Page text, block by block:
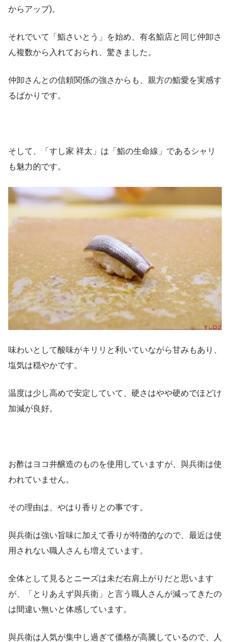
からアップ)。
それでいて「鮨さいとう」を始め、有名鮨店と同じ仲卸さ
ん複数から入れておられ、驚きました。
仲卸さんとの信頼関係の強さからも、親方の鮨愛を実感す
るばかりです。
そして、「すし家 祥太」は「鮨の生命線」であるシャリ
も魅力的です。
味わいとして酸味がキリリと利いていながら甘みもあり、
塩気は穏やかです。
温度は少し高めで安定していて、硬さはやや硬めでほどけ
加減が良好。
お酢はヨコ井醸造のものを使用していますが、與兵衛は使
われていません。
その理由は、やはり香りとの事です。
與兵衛は強い旨味に加えて香りが特徴的なので、最近は使
用されない職人さんも増えています。
全体として見るとニーズは未だ右肩上がりだと思います
が、「とりあえず與兵衛」と言う職人さんが減ってきたの
は間違い無いと体感しています。
與兵衛は人気が集中し過ぎて価格が高騰しているので、人